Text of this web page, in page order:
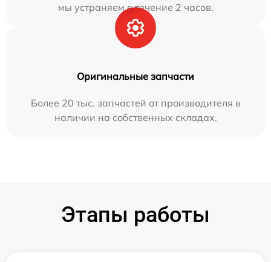
мы устраняем в течение 2 часов.
Оригинальные запчасти
Более 20 тыс. запчастей от производителя в
наличии на собственных складах.
Этапы работы